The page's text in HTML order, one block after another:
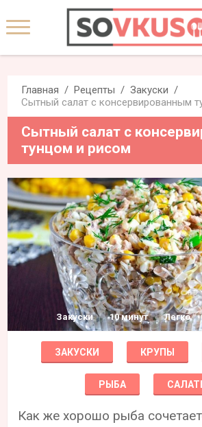
Главная Рецепты
Закуски
Сытный салат с консервированным
Сытный салат с
тунцом и рисом
Закуски 10 минут Легко
ЗАКУСКИ КРУПЫ
РЫБА
Как же хорошо рыба